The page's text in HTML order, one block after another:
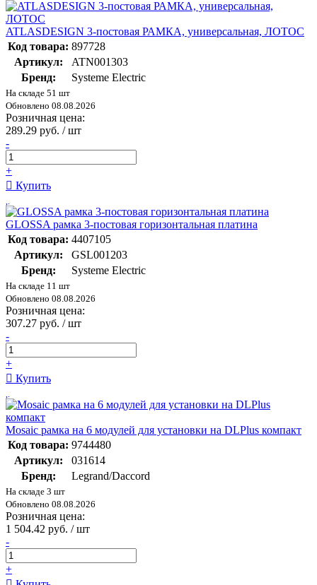
ATLASDESIGN 3-постовая РАМКА, универсальная, ЛОТОС
Код товара: 897728
Артикул:
ATN001303
Бренд:
Systeme Electric
На складе 51 шт
Обновлено 08.08.2026
Розничная цена:
289.29 руб. / шт
-
+
Купить
GLOSSA рамка 3-постовая горизонтальная платина
Код товара: 4407105
Артикул:
GSL001203
Бренд:
Systeme Electric
На складе 11 шт
Обновлено 08.08.2026
Розничная цена:
307.27 руб. / шт
-
+
Купить
Mosaic рамка на 6 модулей для установки на DLPlus компакт
Код товара: 9744480
Артикул:
031614
Бренд:
Legrand/Daccord
На складе 3 шт
Обновлено 08.08.2026
Розничная цена:
1 504.42 руб. / шт
-
+